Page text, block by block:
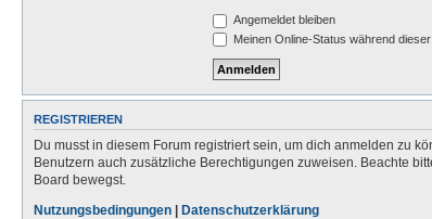
Angemeldet bleiben
Meinen Online-Status während
REGISTRIEREN
Du musst in diesem Forum registriert sein, um dich anmelden zu
Benutzern auch zusätzliche Berechtigungen zuweisen. Beachte
Board bewegst.
Nutzungsbedingungen | Datenschutzerklärung